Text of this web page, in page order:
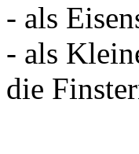
- als
- als
die